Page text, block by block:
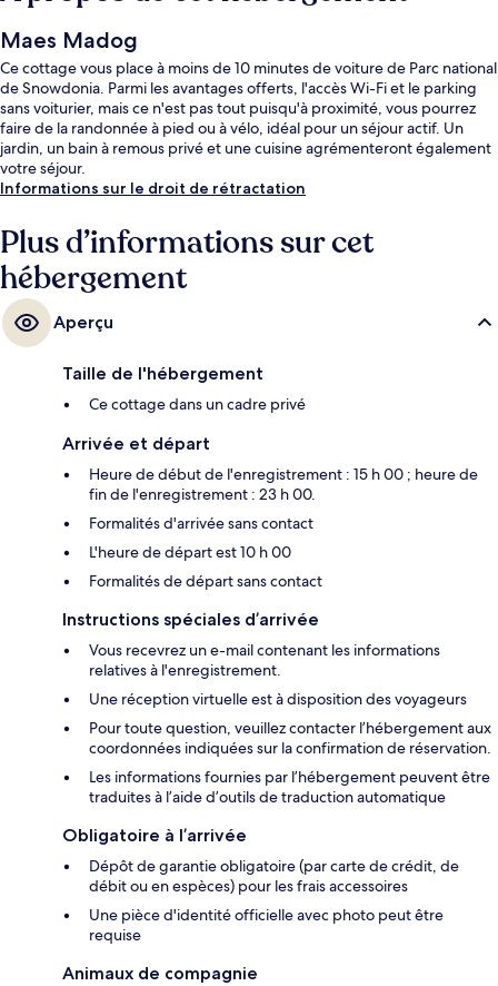
Maes Madog
Ce cottage vous place à moins de 10 minutes de voiture de Parc national
de Snowdonia. Parmi les avantages offerts, l'accès Wi-Fi et le parking
sans voiturier, mais ce n'est pas tout puisqu'à proximité, vous pourrez
faire de la randonnée à pied ou à vélo, idéal pour un séjour actif. Un
jardin, un bain à remous privé et une cuisine agrémenteront également
votre séjour.
Informations sur le droit de rétractation
Plus d’informations sur cet
hébergement
Aperçu
Taille de l'hébergement
Ce cottage dans un cadre privé
Arrivée et départ
Heure de début de l'enregistrement : 15 h 00 ; heure de
fin de l'enregistrement : 23 h 00.
Formalités d'arrivée sans contact
L'heure de départ est 10 h 00
Formalités de départ sans contact
Instructions spéciales d’arrivée
Vous recevrez un e-mail contenant les informations
relatives à l'enregistrement.
Une réception virtuelle est à disposition des voyageurs
Pour toute question, veuillez contacter l’hébergement aux
coordonnées indiquées sur la confirmation de réservation.
Les informations fournies par l’hébergement peuvent être
traduites à l’aide d’outils de traduction automatique
Obligatoire à l’arrivée
Dépôt de garantie obligatoire (par carte de crédit, de
débit ou en espèces) pour les frais accessoires
Une pièce d'identité officielle avec photo peut être
requise
Animaux de compagnie